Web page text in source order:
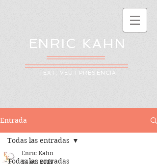
ENRIC KAHN
TEXT, VEU I PRESÈNCIA
Entrada
Todas las entradas
Todas las entradas
Enric Kahn
14 oct 2019